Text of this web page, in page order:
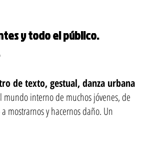
y todo el público.
de texto, gestual, danza urbana
interno de muchos jóvenes, de
mostrarnos y hacernos daño. Un